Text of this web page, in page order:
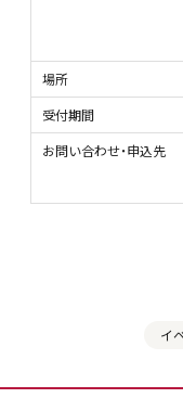
場所
受付期間
お問い合わせ・申込先
イ